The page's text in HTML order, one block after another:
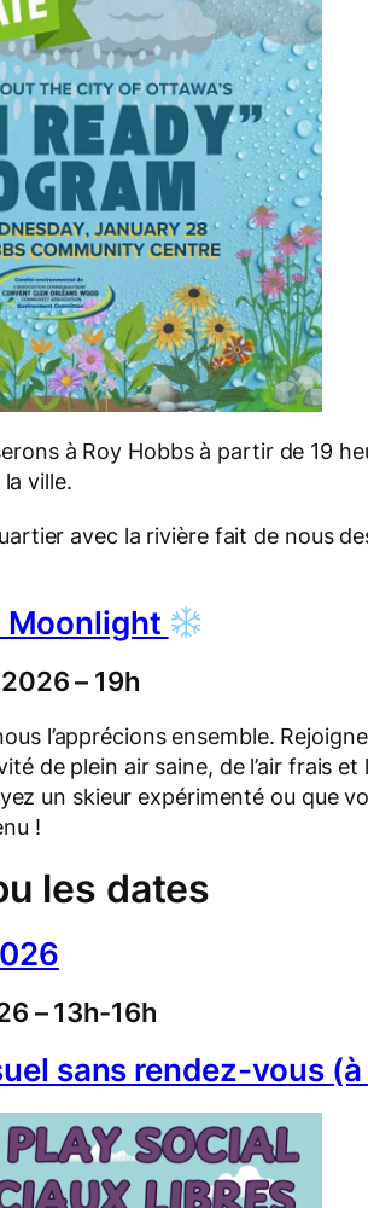
à Roy Hobbs à partir de 19
ville.
avec la rivière fait de nous
Moonlight
– 19h
l’apprécions ensemble.
de plein air saine, de l’air frais
un skieur expérimenté ou que
!
les dates
– 13h-16h
sans rendez-vous